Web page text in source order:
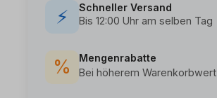
⚡
Schneller Versand
Bis 12:00 Uhr am selben Tag
%
Mengenrabatte
Bei höherem Warenkorbwert